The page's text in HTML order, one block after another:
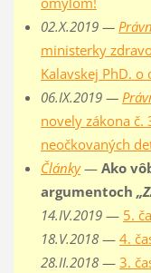
02.X.2019 —
ministerky
Kalavskej PhD. o
06.IX.2019 —
novely zákona
neočkovaných
Články— Ako
argumentoch
14.IV.2019— 5.
18.V.2018— 4.
28.II.2018— 3.